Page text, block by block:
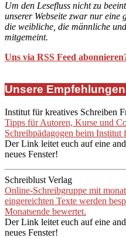
Um den Lesefluss nicht zu
unserer Webseite zwar nur eine
die weibliche, die männliche
mitgemeint.
Uns via RSS Feed
Unsere Empfehlungen
Institut für kreatives Schreiben
Tipps für Autoren, Kurse und
Schreibpädagogen beim Institut
Der Link leitet euch auf eine
neues Fenster!
Schreiblust Verlag
Online-Schreibgruppe mit
eingereichten Texte werden
Monatsende bewertet.
Der Link leitet euch auf eine
neues Fenster!